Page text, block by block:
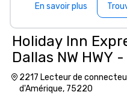
En savoir plus
Holiday Inn
Dallas NW HWY
2217 Lecteur de
d'Amérique, 75220